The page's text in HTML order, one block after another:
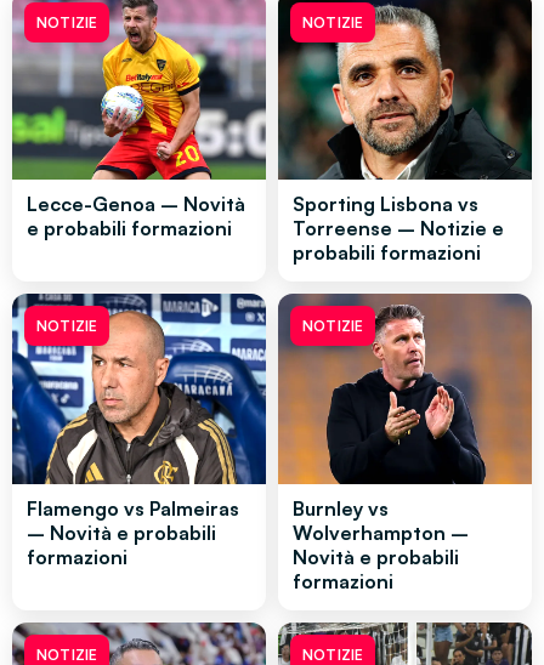
NOTIZIE
Lecce-Genoa – Novità
e probabili formazioni
NOTIZIE
Sporting Lisbona vs
Torreense – Notizie e
probabili formazioni
NOTIZIE
Flamengo vs Palmeiras
– Novità e probabili
formazioni
NOTIZIE
Burnley vs
Wolverhampton –
Novità e probabili
formazioni
NOTIZIE NOTIZIE